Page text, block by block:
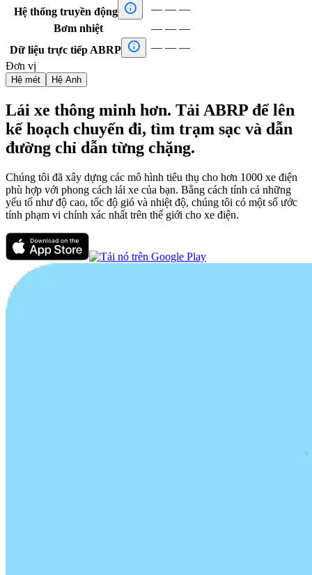
Hệ thống truyền động  — — —
Bơm nhiệt
— — —
Dữ liệu trực tiếp ABRP  — — —
Đơn vị
Hệ mét Hệ Anh
Lái xe thông minh hơn. Tải ABRP để lên
kế hoạch chuyến đi, tìm trạm sạc và dẫn
đường chỉ dẫn từng chặng.
Chúng tôi đã xây dựng các mô hình tiêu thụ cho hơn 1000 xe điện
phù hợp với phong cách lái xe của bạn. Bằng cách tính cả những
yếu tố như độ cao, tốc độ gió và nhiệt độ, chúng tôi có một số ước
tính phạm vi chính xác nhất trên thế giới cho xe điện.